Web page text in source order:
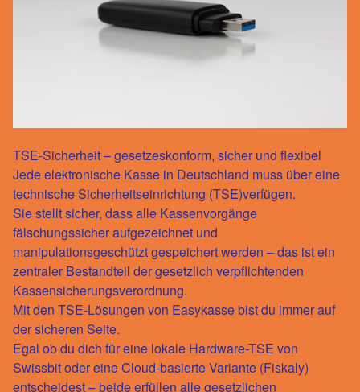
TSE-Sicherheit – gesetzeskonform, sicher und flexibel
Jede elektronische Kasse in Deutschland muss über eine
technische Sicherheitseinrichtung (TSE)verfügen.
Sie stellt sicher, dass alle Kassenvorgänge
fälschungssicher aufgezeichnet und
manipulationsgeschützt gespeichert werden – das ist ein
zentraler Bestandteil der gesetzlich verpflichtenden
Kassensicherungsverordnung.
Mit den TSE-Lösungen von Easykassebist du immer auf
der sicheren Seite.
Egal ob du dich für eine lokale Hardware-TSE von
Swissbit oder eineCloud-basierte Variante (Fiskaly)
entscheidest – beide erfüllen alle gesetzlichen